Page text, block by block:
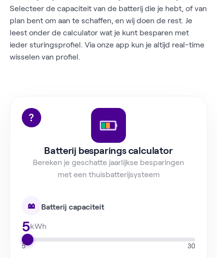
Selecteer de capaciteit van de batterij die je hebt, of van
plan bent om aan te schaffen, en wij doen de rest. Je
leest onder de calculator wat je kunt besparen met
ieder sturingsprofiel. Via onze app kun je altijd real-time
wisselen van profiel.
Batterij besparings calculator
Bereken je geschatte jaarlijkse besparingen
met een thuisbatterijsysteem
Batterij capaciteit
5kWh
5 30